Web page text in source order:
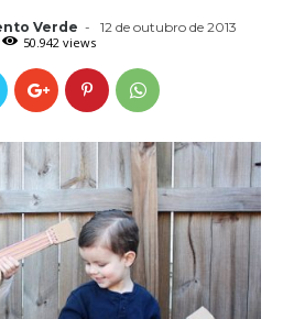
Verde -
12 de outubro de 2013
50.942 views